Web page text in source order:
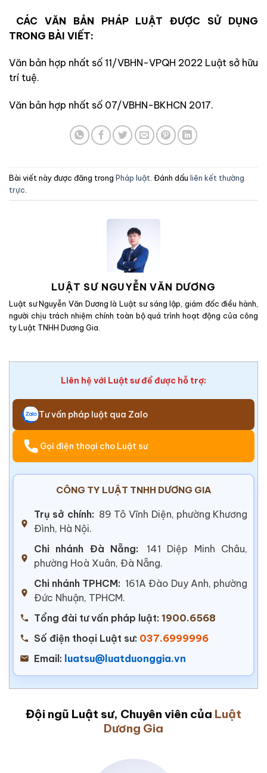
CÁC VĂN BẢN PHÁP LUẬT ĐƯỢC SỬ DỤNG
TRONG BÀI VIẾT:
Văn bản hợp nhất số 11/VBHN-VPQH 2022 Luật sở hữu
trí tuệ.
Văn bản hợp nhất số 07/VBHN-BKHCN 2017.
Bài viết này được đăng trong Pháp luật . Đánh dấu liên kết thường
trực
LUẬT SƯ NGUYỄN VĂN DƯƠNG
Luật sư Nguyễn Văn Dương là Luật sư sáng lập, giám đốc điều hành,
người chịu trách nhiệm chính toàn bộ quá trình hoạt động của công
ty Luật TNHH Dương Gia.
Liên hệ với Luật sư để được hỗ trợ:
Tư vấn pháp luật qua Zalo
Gọi điện thoại cho Luật sư
CÔNG TY LUẬT TNHH DƯƠNG GIA
Trụ sở chính: 89 Tô Vĩnh Diện, phường Khương
Đình, Hà Nội.
Chi nhánh Đà Nẵng:
141 Diệp Minh Châu,
phường Hoà Xuân, Đà Nẵng.
Chi nhánh TPHCM: 161A Đào Duy Anh, phường
Đức Nhuận, TPHCM.
Tổng đài tư vấn pháp luật: 1900.6568
Số điện thoại Luật sư: 037.6999996
Email: luatsu@luatduonggia.vn
Đội ngũ Luật sư, Chuyên viên của Luật
Dương Gia